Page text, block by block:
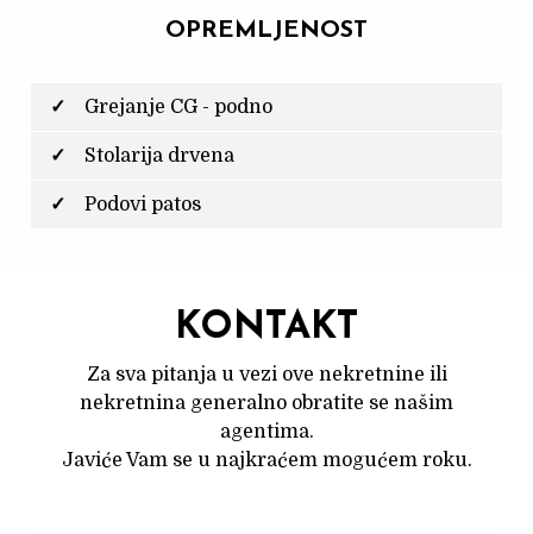
OPREMLJENOST
Grejanje CG - podno
Stolarija drvena
Podovi patos
KONTAKT
Za sva pitanja u vezi ove nekretnine ili
nekretnina generalno obratite se našim
agentima.
Javiće Vam se u najkraćem mogućem roku.